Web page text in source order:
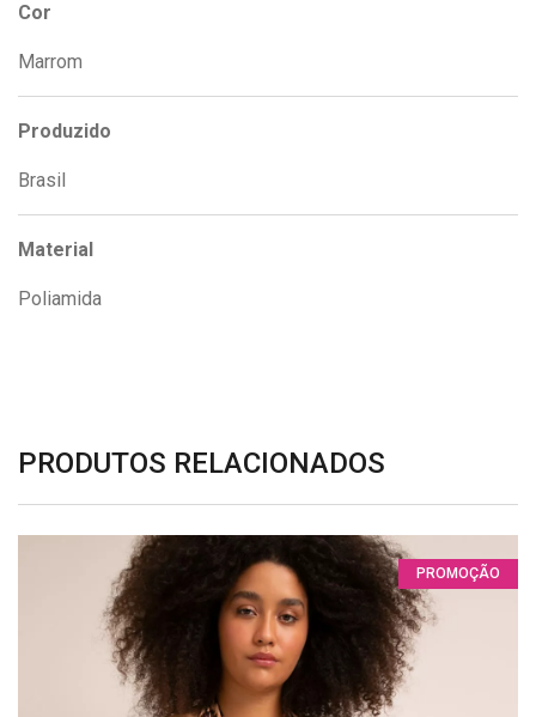
Cor
Marrom
Produzido
Brasil
Material
Poliamida
PRODUTOS RELACIONADOS
PROMOÇÃO